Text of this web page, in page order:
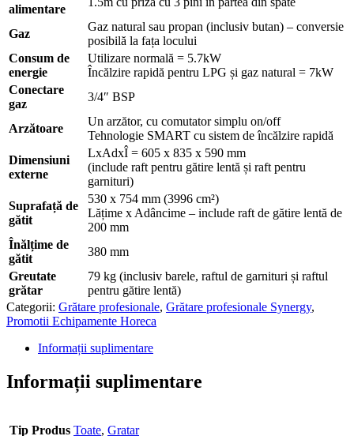
alimentare
Gaz
Gaz natural sau propan (inclusiv butan) – conversie
posibilă la fața locului
Consum de
energie
Utilizare normală = 5.7kW
Încălzire rapidă pentru LPG și gaz natural = 7kW
Conectare
gaz
3/4″ BSP
Arzătoare
Un arzător, cu comutator simplu on/off
Tehnologie SMART cu sistem de încălzire rapidă
Dimensiuni
externe
LxAdxÎ = 605 x 835 x 590 mm
(include raft pentru gătire lentă și raft pentru
garnituri)
Suprafață de
gătit
530 x 754 mm (3996 cm²)
Lățime x Adâncime – include raft de gătire lentă de
200 mm
Înălțime de
gătit
380 mm
Greutate
grătar
79 kg (inclusiv barele, raftul de garnituri și raftul
pentru gătire lentă)
Categorii: Grătare profesionale, Grătare profesionale Synergy,
Promotii Echipamente Horeca
Informații suplimentare
Informații suplimentare
Tip Produs Toate, Gratar